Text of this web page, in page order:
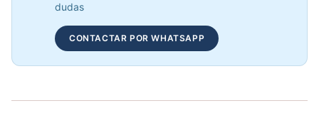
COP 127,723.00
dudas
CONTACTAR POR WHATSAPP